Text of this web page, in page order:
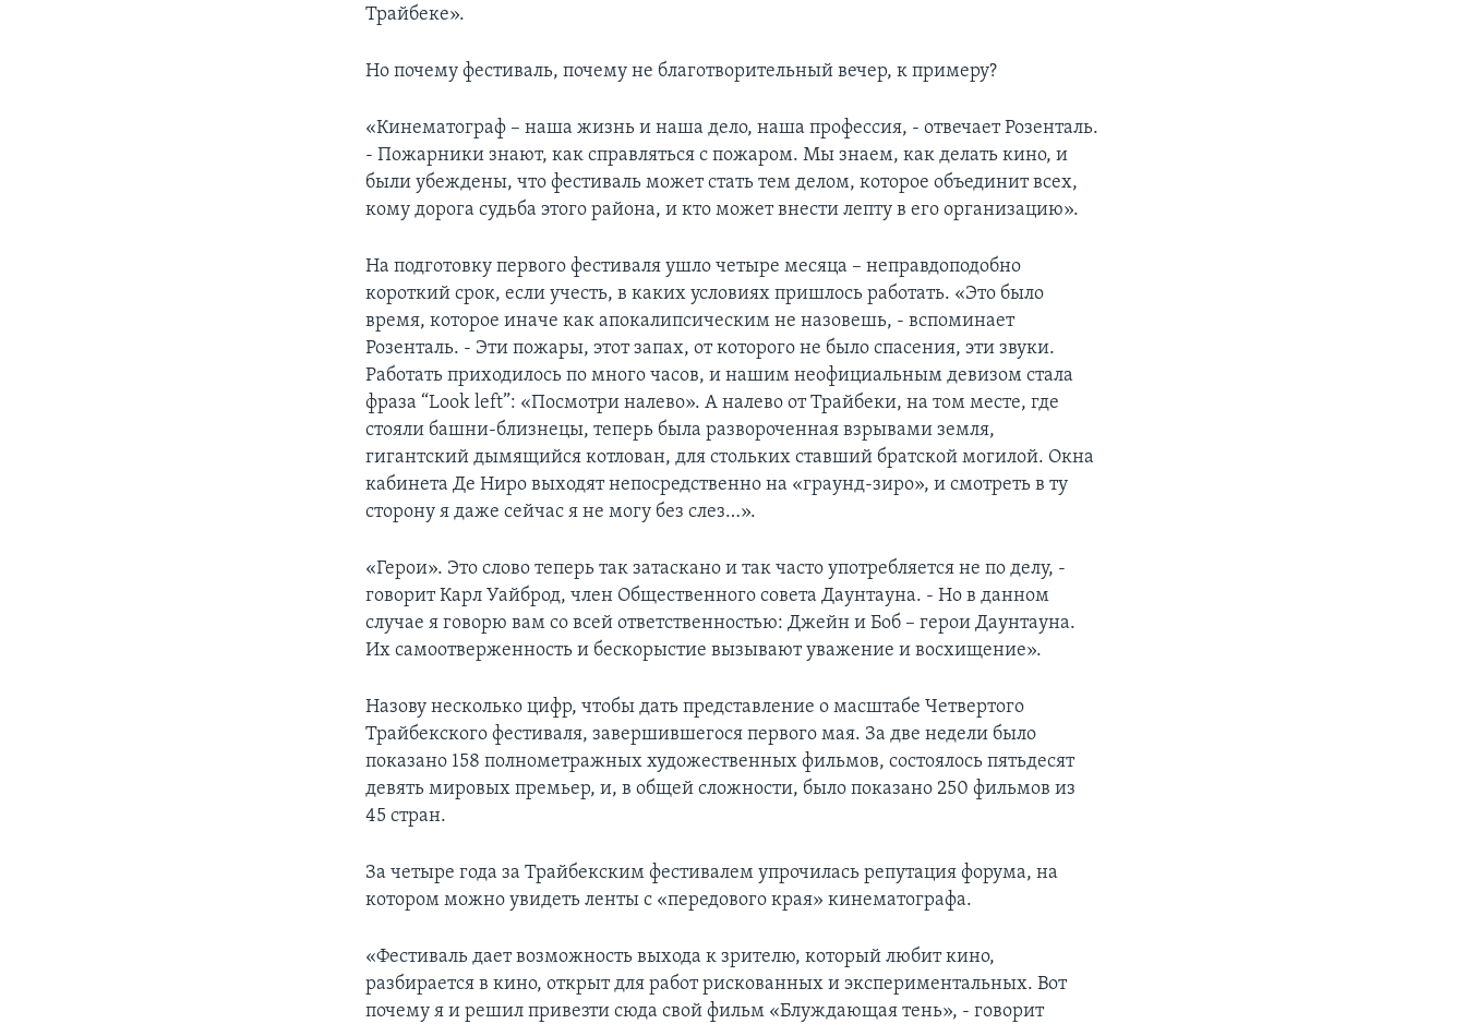
Трайбеке».
Но почему фестиваль, почему не благотворительный вечер, к примеру?
«Кинематограф – наша жизнь и наша дело, наша профессия, - отвечает Розенталь.
- Пожарники знают, как справляться с пожаром. Мы знаем, как делать кино, и
были убеждены, что фестиваль может стать тем делом, которое объединит всех,
кому дорога судьба этого района, и кто может внести лепту в его организацию».
На подготовку первого фестиваля ушло четыре месяца – неправдоподобно
короткий срок, если учесть, в каких условиях пришлось работать. «Это было
время, которое иначе как апокалипсическим не назовешь, - вспоминает
Розенталь. - Эти пожары, этот запах, от которого не было спасения, эти звуки.
Работать приходилось по много часов, и нашим неофициальным девизом стала
фраза “Look left”: «Посмотри налево». А налево от Трайбеки, на том месте, где
стояли башни-близнецы, теперь была развороченная взрывами земля,
гигантский дымящийся котлован, для стольких ставший братской могилой. Окна
кабинета Де Ниро выходят непосредственно на «граунд-зиро», и смотреть в ту
сторону я даже сейчас я не могу без слез…».
«Герои». Это слово теперь так затаскано и так часто употребляется не по делу, -
говорит Карл Уайброд, член Общественного совета Даунтауна. - Но в данном
случае я говорю вам со всей ответственностью: Джейн и Боб – герои Даунтауна.
Их самоотверженность и бескорыстие вызывают уважение и восхищение».
Назову несколько цифр, чтобы дать представление о масштабе Четвертого
Трайбекского фестиваля, завершившегося первого мая. За две недели было
показано 158 полнометражных художественных фильмов, состоялось пятьдесят
девять мировых премьер, и, в общей сложности, было показано 250 фильмов из
45 стран.
За четыре года за Трайбекским фестивалем упрочилась репутация форума, на
котором можно увидеть ленты с «передового края» кинематографа.
«Фестиваль дает возможность выхода к зрителю, который любит кино,
разбирается в кино, открыт для работ рискованных и экспериментальных. Вот
почему я и решил привезти сюда свой фильм «Блуждающая тень», - говорит